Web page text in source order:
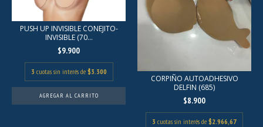
PUSH UP INVISIBLE CONEJITO-
INVISIBLE (70...
$9.900
3 cuotas sin interés de $3.300
AGREGAR AL CARRITO
CORPIÑO AUTOADHESIVO
DELFIN (685)
$8.900
3 cuotas sin interés de $2.966,67